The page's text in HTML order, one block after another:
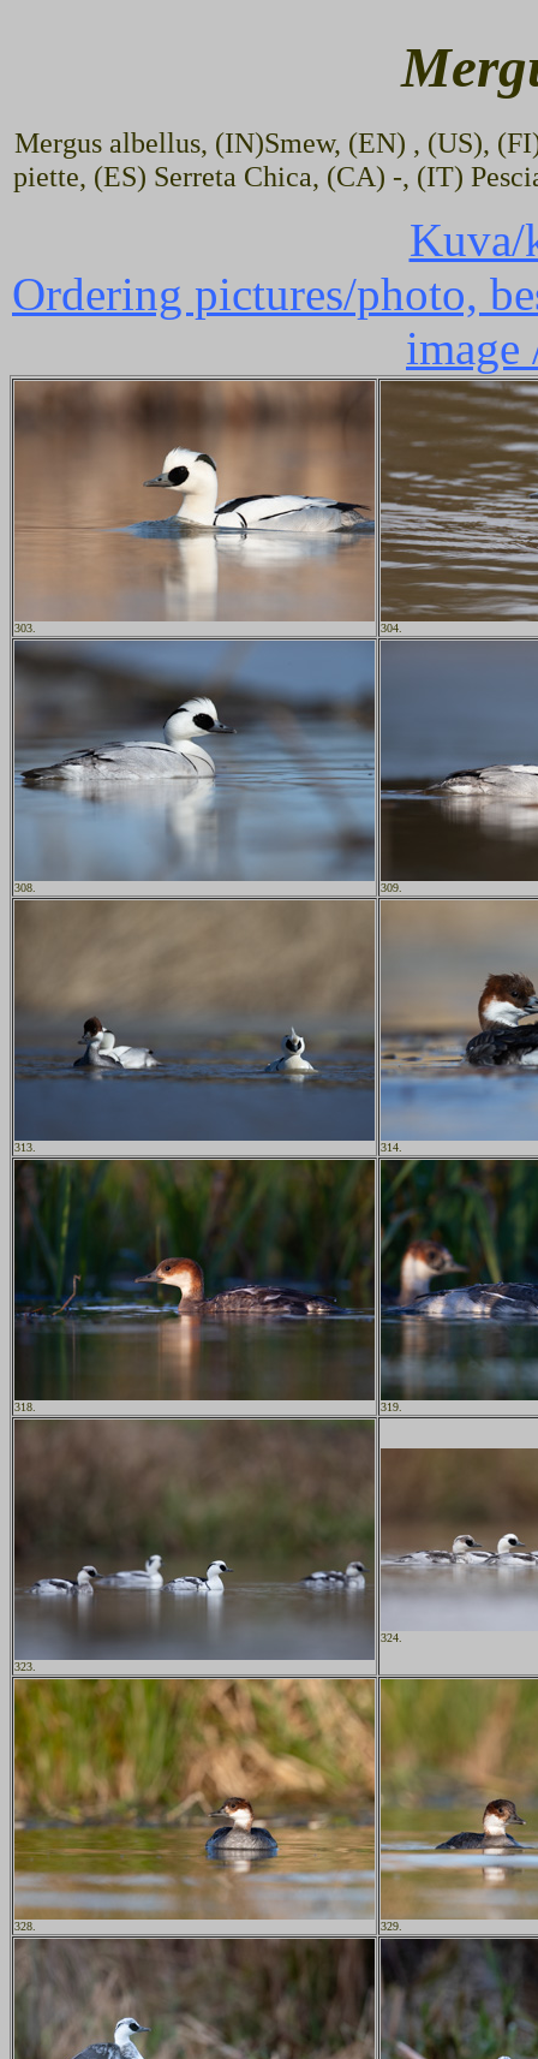
Mergus albellus, (IN)Smew, (EN) , (US),
piette, (ES) Serreta Chica, (CA) -, (IT)
Kuva/
Ordering pictures/photo,
303. 304.
308. 309.
313. 314.
318. 319.
323.
324.
328. 329.